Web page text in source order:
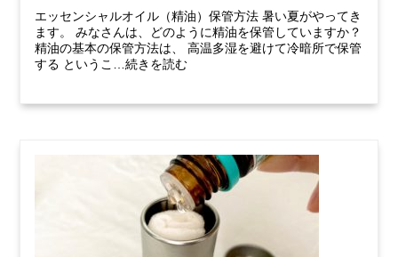
エッセンシャルオイル（精油）保管方法 暑い夏がやってき
ます。 みなさんは、どのように精油を保管していますか？
精油の基本の保管方法は、 高温多湿を避けて冷暗所で保管
する というこ…続きを読む